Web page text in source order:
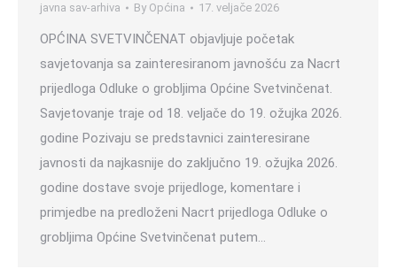
javna sav-arhiva By Općina 17. veljače 2026
OPĆINA SVETVINČENAT objavljuje početak
savjetovanja sa zainteresiranom javnošću za Nacrt
prijedloga Odluke o grobljima Općine Svetvinčenat.
Savjetovanje traje od 18. veljače do 19. ožujka 2026.
godine Pozivaju se predstavnici zainteresirane
javnosti da najkasnije do zaključno 19. ožujka 2026.
godine dostave svoje prijedloge, komentare i
primjedbe na predloženi Nacrt prijedloga Odluke o
grobljima Općine Svetvinčenat putem…